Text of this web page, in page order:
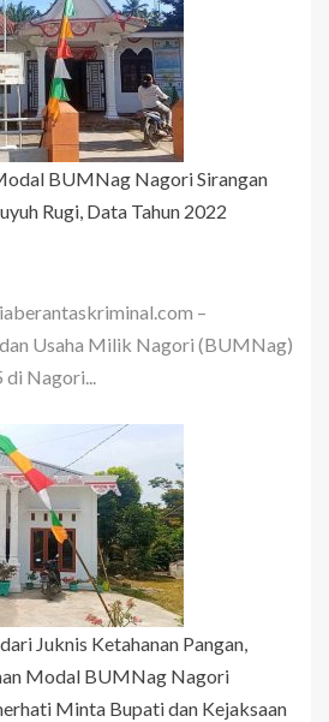
BUMNag Nagori Sirangan
Rugi, Data Tahun 2022
–
Usaha Milik Nagori (BUMNag)
di Nagori...
Juknis Ketahanan Pangan,
Modal BUMNag Nagori
Minta Bupati dan Kejaksaan